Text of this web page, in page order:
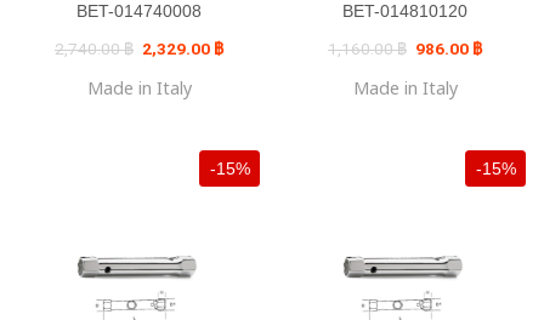
BET-014740008
2,740.00฿ Original
price
2,740.00 ฿.
2,329.00 ฿Current
price
Made in Italy
BET-014810120
1,160.00฿ Original
price
1,160.00 ฿.
986.00 ฿Current
price
Made in Italy
-15% -15%